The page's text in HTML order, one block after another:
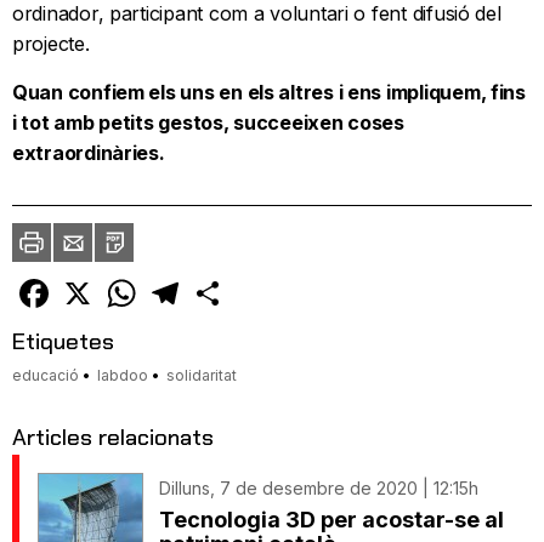
ordinador, participant com a voluntari o fent difusió del
projecte.
Quan confiem els uns en els altres i ens impliquem, fins
i tot amb petits gestos, succeeixen coses
extraordinàries.
ImprimirEnvia
un
amic
PDF
Facebook
X WhatsAppTelegram
Etiquetes
educació labdoo solidaritat
Articles relacionats
Dilluns, 7 de desembre de 2020 | 12:15h
Tecnologia 3D per acostar-se al